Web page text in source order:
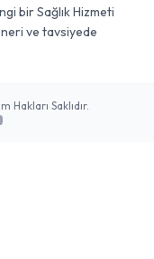
bir Sağlık Hizmeti
ve tavsiyede
Saklıdır.